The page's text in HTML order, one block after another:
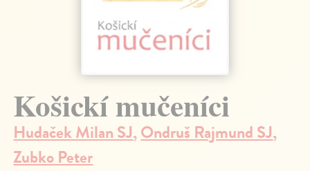
Košickí mučeníci
Hudaček Milan SJ,Ondruš Rajmund SJ,
Zubko Peter